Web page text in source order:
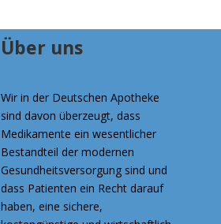
Über uns
Wir in der Deutschen Apotheke
sind davon überzeugt, dass
Medikamente ein wesentlicher
Bestandteil der modernen
Gesundheitsversorgung sind und
dass Patienten ein Recht darauf
haben, eine sichere,